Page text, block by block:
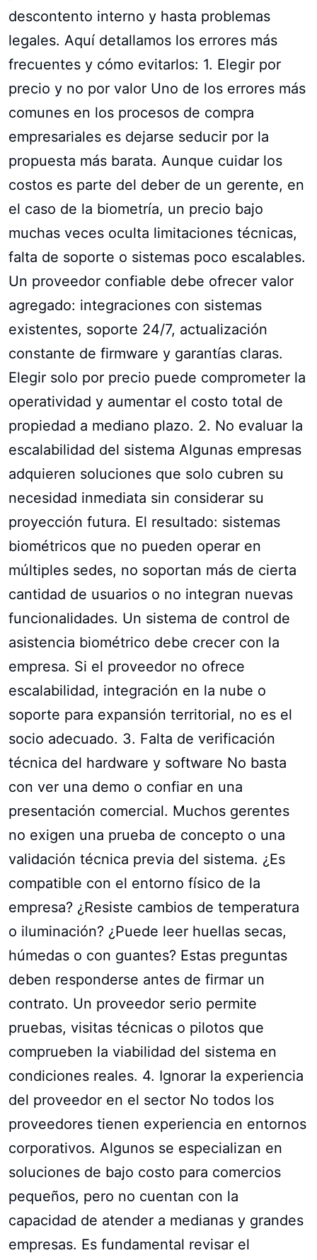
descontento interno y hasta problemas
legales. Aquí detallamos los errores más
frecuentes y cómo evitarlos: 1. Elegir por
precio y no por valor Uno de los errores más
comunes en los procesos de compra
empresariales es dejarse seducir por la
propuesta más barata. Aunque cuidar los
costos es parte del deber de un gerente, en
el caso de la biometría, un precio bajo
muchas veces oculta limitaciones técnicas,
falta de soporte o sistemas poco escalables.
Un proveedor confiable debe ofrecer valor
agregado: integraciones con sistemas
existentes, soporte 24/7, actualización
constante de firmware y garantías claras.
Elegir solo por precio puede comprometer la
operatividad y aumentar el costo total de
propiedad a mediano plazo. 2. No evaluar la
escalabilidad del sistema Algunas empresas
adquieren soluciones que solo cubren su
necesidad inmediata sin considerar su
proyección futura. El resultado: sistemas
biométricos que no pueden operar en
múltiples sedes, no soportan más de cierta
cantidad de usuarios o no integran nuevas
funcionalidades. Un sistema de control de
asistencia biométrico debe crecer con la
empresa. Si el proveedor no ofrece
escalabilidad, integración en la nube o
soporte para expansión territorial, no es el
socio adecuado. 3. Falta de verificación
técnica del hardware y software No basta
con ver una demo o confiar en una
presentación comercial. Muchos gerentes
no exigen una prueba de concepto o una
validación técnica previa del sistema. ¿Es
compatible con el entorno físico de la
empresa? ¿Resiste cambios de temperatura
o iluminación? ¿Puede leer huellas secas,
húmedas o con guantes? Estas preguntas
deben responderse antes de firmar un
contrato. Un proveedor serio permite
pruebas, visitas técnicas o pilotos que
comprueben la viabilidad del sistema en
condiciones reales. 4. Ignorar la experiencia
del proveedor en el sector No todos los
proveedores tienen experiencia en entornos
corporativos. Algunos se especializan en
soluciones de bajo costo para comercios
pequeños, pero no cuentan con la
capacidad de atender a medianas y grandes
empresas. Es fundamental revisar el